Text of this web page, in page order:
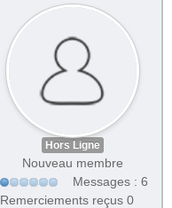
Hors Ligne
Nouveau membre
Messages : 6
Remerciements reçus 0